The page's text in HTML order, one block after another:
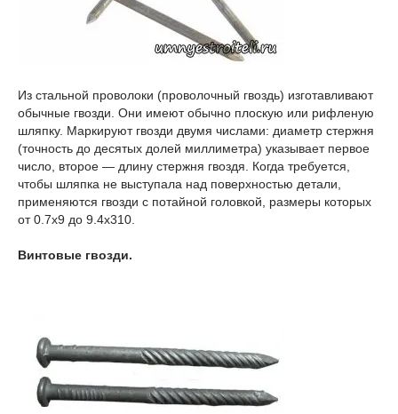
Из стальной проволоки (проволочный гвоздь) изготавливают
обычные гвозди. Они имеют обычно плоскую или рифленую
шляпку. Маркируют гвозди двумя числами: диаметр стержня
(точность до десятых долей миллиметра) указывает первое
число, второе — длину стержня гвоздя. Когда требуется,
чтобы шляпка не выступала над поверхностью детали,
применяются гвозди с потайной головкой, размеры которых
от 0.7х9 до 9.4х310.
Винтовые гвозди.